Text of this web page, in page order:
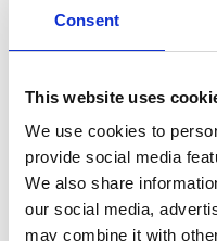
Consent
This website uses
We use cookies to
provide social media
We also share
our social media,
may combine it with
Nel primo
costruzione di
Repubblica Ceca